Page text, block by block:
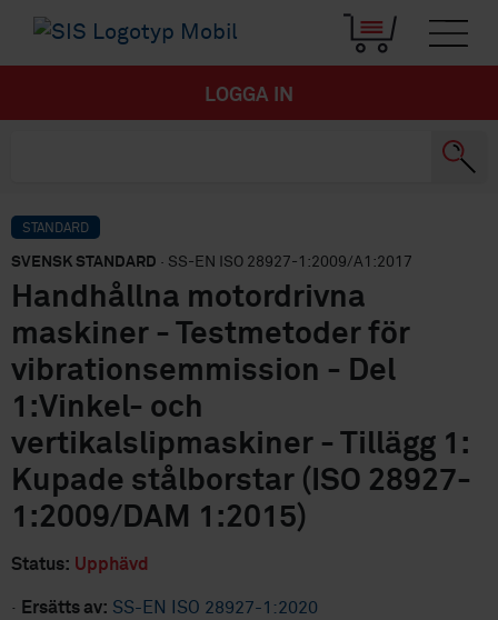
LOGGA IN
STANDARD
SVENSK STANDARD · SS-EN ISO 28927-1:2009/A1:2017
Handhållna motordrivna
maskiner - Testmetoder för
vibrationsemmission - Del
1:Vinkel- och
vertikalslipmaskiner - Tillägg 1:
Kupade stålborstar (ISO 28927-
1:2009/DAM 1:2015)
Status: Upphävd
· Ersätts av: SS-EN ISO 28927-1:2020